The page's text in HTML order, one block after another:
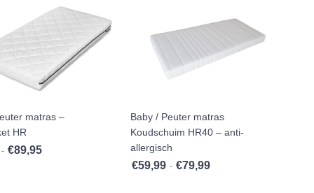
matras –
HR
- €89,95 Prijsklasse: €64,95 tot €89,95
Baby / Peuter matras
Koudschuim HR40 – anti-
allergisch
€59,99 - €79,99